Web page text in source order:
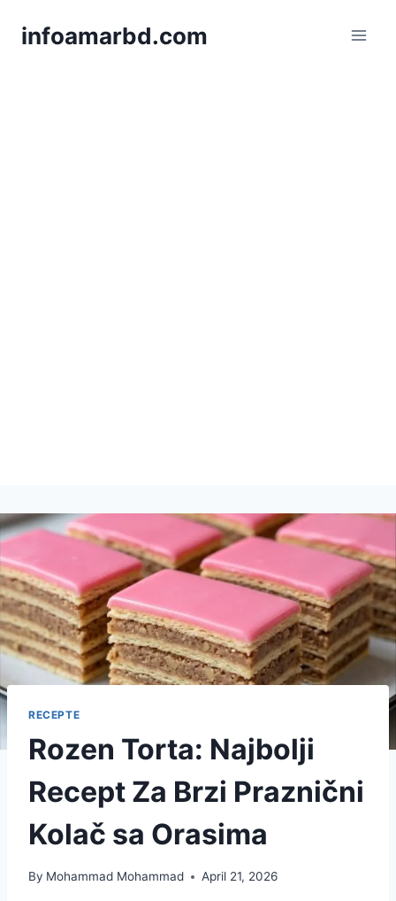
infoamarbd.com
RECEPTE
Rozen Torta: Najbolji
Recept Za Brzi Praznični
Kolač sa Orasima
By Mohammad Mohammad April 21, 2026